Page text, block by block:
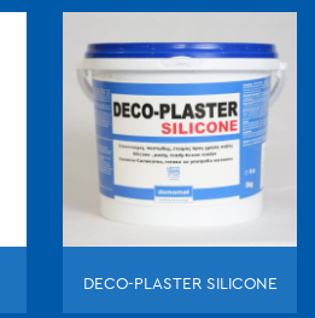
DECO-PLASTER SILICONE